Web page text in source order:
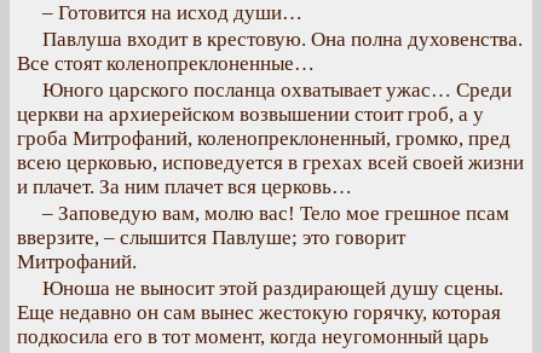
– Готовится на исход души…
Павлуша входит в крестовую. Она полна духовенства.
Все стоят коленопреклоненные…
Юного царского посланца охватывает ужас… Среди
церкви на архиерейском возвышении стоит гроб, а у
гроба Митрофаний, коленопреклоненный, громко, пред
всею церковью, исповедуется в грехах всей своей жизни
и плачет. За ним плачет вся церковь…
– Заповедую вам, молю вас! Тело мое грешное псам
вверзите, – слышится Павлуше; это говорит
Митрофаний.
Юноша не выносит этой раздирающей душу сцены.
Еще недавно он сам вынес жестокую горячку, которая
подкосила его в тот момент, когда неугомонный царь